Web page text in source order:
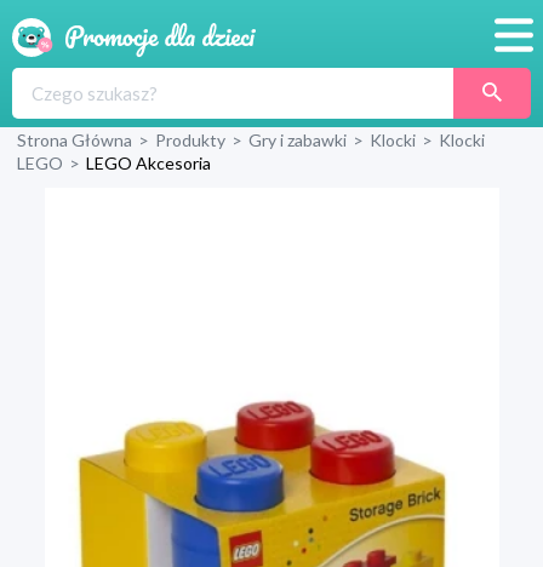
Produkty
Strona Główna > Produkty > Gry i zabawki > Klocki > Klocki
LEGO > LEGO Akcesoria